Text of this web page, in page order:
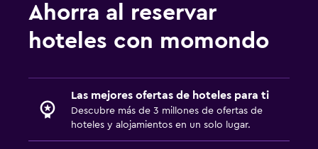
Armario o clóset
Escritorio
Actividades
Ahorra al reservar
hoteles con momondo
Las mejores ofertas de hoteles para ti
Descubre más de 3 millones de ofertas de
hoteles y alojamientos en un solo lugar.